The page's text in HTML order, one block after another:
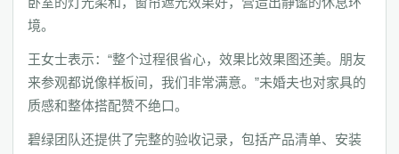
境。
王女士表示：“整个过程很省心，效果比效果图还美。朋友
来参观都说像样板间，我们非常满意。”未婚夫也对家具的
质感和整体搭配赞不绝口。
碧绿团队还提供了完整的验收记录，包括产品清单、安装